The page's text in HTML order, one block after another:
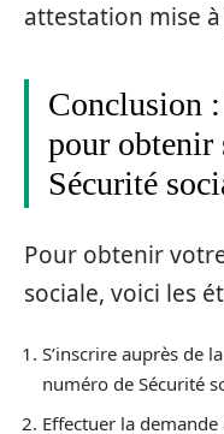
attestation mise
Conclusion
pour obtenir
Sécurité
Pour obtenir
sociale, voici les
S’inscrire auprès de
numéro de Sécurité
Effectuer la demande